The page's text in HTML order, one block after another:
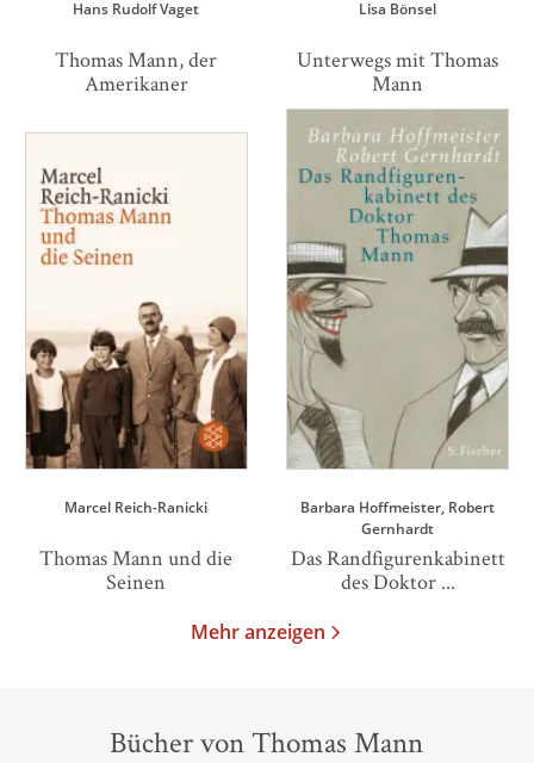
Hans Rudolf Vaget
Thomas Mann, der
Amerikaner
Lisa Bönsel
Unterwegs mit Thomas
Mann
Marcel Reich-Ranicki
Thomas Mann und die
Seinen
Barbara Hoffmeister Robert
Gernhardt
Das Randfigurenkabinett
des Doktor ...
Mehr anzeigen
Bücher von Thomas Mann